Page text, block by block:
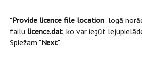
"Provide licence file location" logā
failu licence.dat, ko var iegūt
Spiežam "Next".